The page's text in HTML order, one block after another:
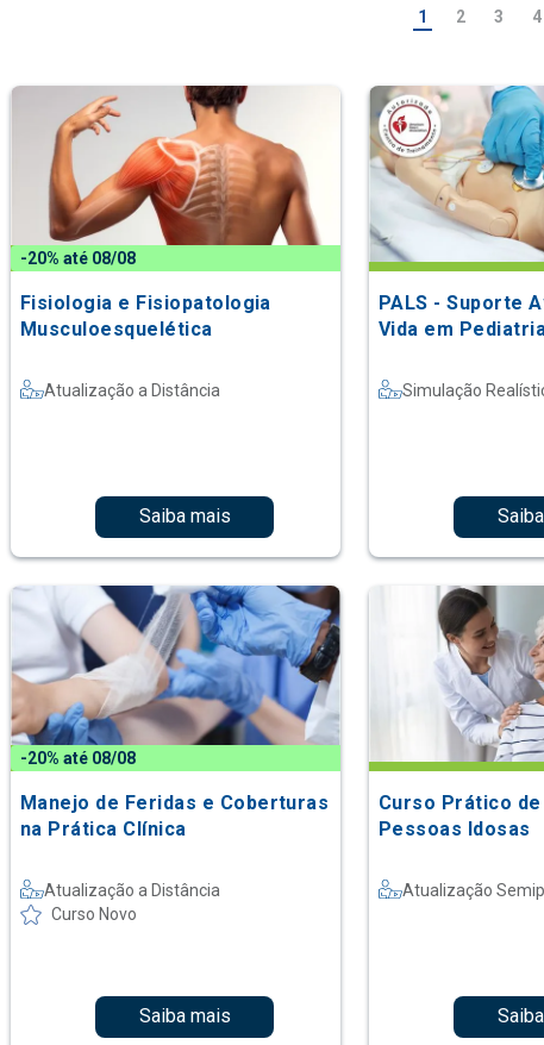
1 2 3 4
-20% até 08/08
Fisiologia e Fisiopatologia
Musculoesquelética
Atualização a Distância
Saiba mais
PALS - Suporte
Vida em
Simulação
-20% até 08/08
Manejo de Feridas e Coberturas
na Prática Clínica
Atualização a Distância
Curso Novo
Saiba mais
Curso Prático
Pessoas Idosas
Atualização